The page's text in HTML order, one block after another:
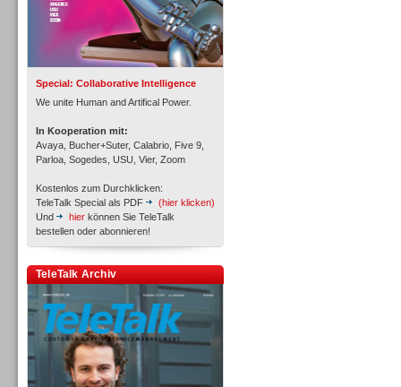
Special: Collaborative Intelligence
We unite Human and Artifical Power.
In Kooperation mit:
Avaya, Bucher+Suter, Calabrio, Five 9,
Parloa, Sogedes, USU, Vier, Zoom
Kostenlos zum Durchklicken:
TeleTalk Special als PDF
(hier klicken)
Und
hier können Sie TeleTalk
bestellen oder abonnieren!
TeleTalk Archiv
Inbound
Inbound